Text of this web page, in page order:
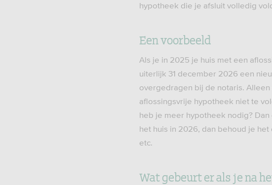
hypotheek die je afsluit volledig
Een voorbeeld
Als je in 2025 je huis met een
uiterlijk 31 december 2026 een
overgedragen bij de notaris.
aflossingsvrije hypotheek niet te
heb je meer hypotheek nodig?
het huis in 2026, dan behoud je
etc.
Wat gebeurt er als je na